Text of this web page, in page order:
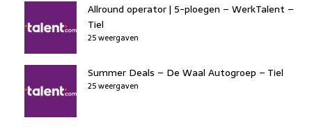
Allround operator | 5-ploegen – WerkTalent –
Tiel
25 weergaven
Summer Deals – De Waal Autogroep – Tiel
25 weergaven